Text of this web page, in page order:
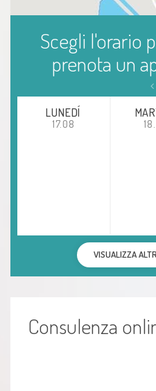
Dorsalgia
Insonnia
Scegli l'orario
prenota un
LUNEDÍ
17.08
VISUALIZZA
Consulenza